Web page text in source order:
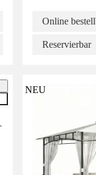
Online
Reservierbar
NEU